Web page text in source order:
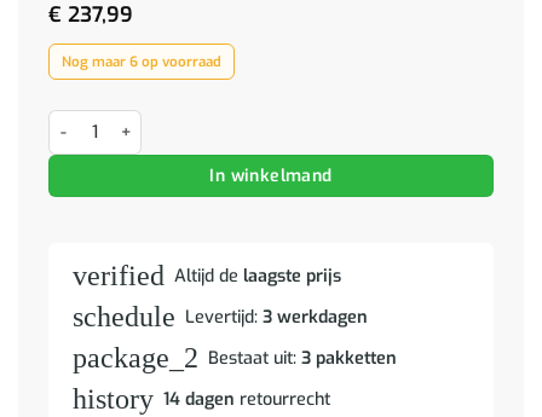
€ 237,99
Nog maar 6 op voorraad
Bedframe met hoofdeinde Sonoma Eiken 140 x 190 cm Bewerkt
In winkelmand
verified Altijd de laagste prijs
schedule Levertijd: 3 werkdagen
package_2 Bestaat uit: 3 pakketten
history 14 dagen retourrecht